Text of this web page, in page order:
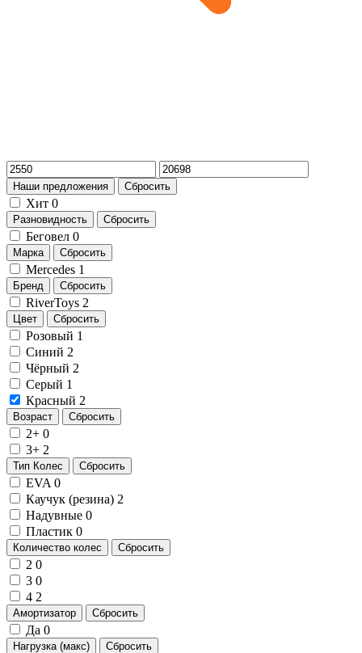
Наши предложения Сбросить
Хит 0
Разновидность Сбросить
Беговел 0
Марка Сбросить
Mercedes 1
Бренд Сбросить
RiverToys 2
Цвет Сбросить
Розовый 1
Синий 2
Чёрный 2
Серый 1
Красный 2
Возраст Сбросить
2+ 0
3+ 2
Тип Колес Сбросить
EVA 0
Каучук (резина) 2
Надувные 0
Пластик 0
Количество колес Сбросить
2 0
3 0
4 2
Амортизатор Сбросить
Да 0
Нагрузка (макс) Сбросить